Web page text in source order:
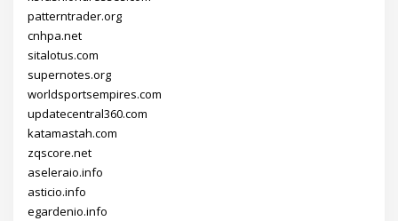
patterntrader.org
cnhpa.net
sitalotus.com
supernotes.org
worldsportsempires.com
updatecentral360.com
katamastah.com
zqscore.net
aseleraio.info
asticio.info
egardenio.info